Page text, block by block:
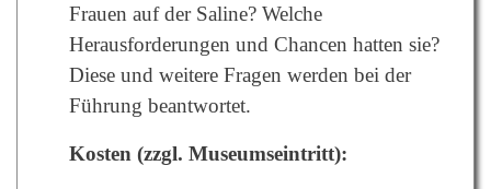
Frauen auf der Saline? Welche
Herausforderungen und Chancen hatten sie?
Diese und weitere Fragen werden bei der
Führung beantwortet.
Kosten (zzgl. Museumseintritt):